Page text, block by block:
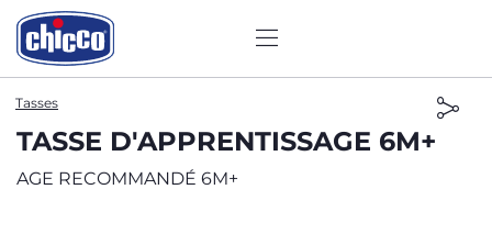
Tasses
TASSE D'APPRENTISSAGE 6M+
AGE RECOMMANDÉ 6M+